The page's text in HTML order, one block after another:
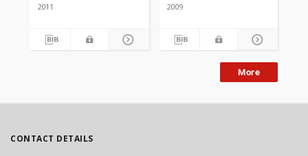
2011 2009
More
CONTACT DETAILS